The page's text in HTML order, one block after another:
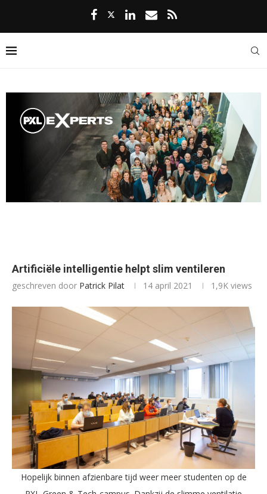
Artificiële intelligentie helpt slim ventileren
geschreven door Patrick Pilat 14 april 2021 1,9K views
Hopelijk binnen afzienbare tijd weer meer studenten op de